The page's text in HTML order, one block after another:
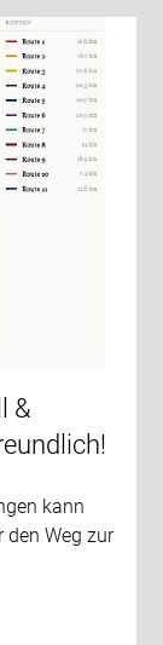
&
kann
den Weg zur